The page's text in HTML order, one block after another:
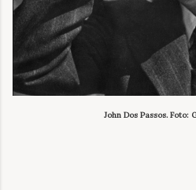
John Dos Passos. Foto: